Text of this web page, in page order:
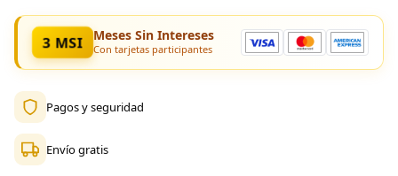
3 MSI Meses Sin Intereses
Con tarjetas participantes
Pagos y seguridad
Envío gratis